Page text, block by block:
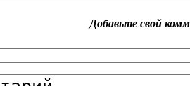
Добавьте свой